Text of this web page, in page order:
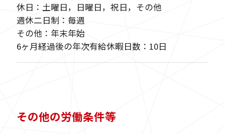
休日：土曜日，日曜日，祝日，その他
週休二日制：毎週
その他：年末年始
6ヶ月経過後の年次有給休暇日数：10日
その他の労働条件等